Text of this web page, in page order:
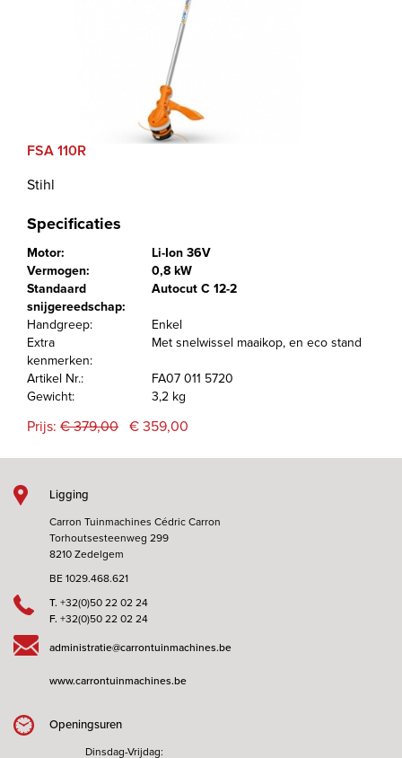
FSA 110R
Stihl
Specificaties
Motor:
Li-Ion 36V
Vermogen:
0,8 kW
Standaard
snijgereedschap:
Autocut C 12-2
Handgreep:
Enkel
Extra
kenmerken:
Met snelwissel maaikop, en eco stand
Artikel Nr.:
FA07 011 5720
Gewicht:
3,2 kg
Prijs: € 379,00 € 359,00
Ligging
Carron Tuinmachines Cédric Carron
Torhoutsesteenweg 299
8210 Zedelgem
BE 1029.468.621
T. +32(0)50 22 02 24
F. +32(0)50 22 02 24
administratie@carrontuinmachines.be
www.carrontuinmachines.be
Openingsuren
Dinsdag-Vrijdag: